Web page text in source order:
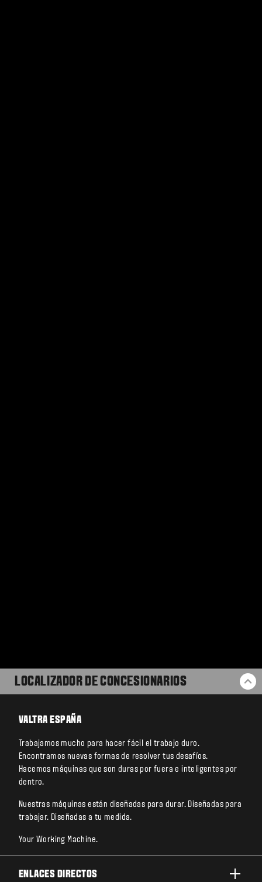
LOCALIZADOR DE CONCESIONARIOS
VALTRA ESPAÑA
Trabajamos mucho para hacer fácil el trabajo duro.
Encontramos nuevas formas de resolver tus desafíos.
Hacemos máquinas que son duras por fuera e inteligentes por
dentro.
Nuestras máquinas están diseñadas para durar. Diseñadas para
trabajar. Diseñadas a tu medida.
Your Working Machine.
ENLACES DIRECTOS